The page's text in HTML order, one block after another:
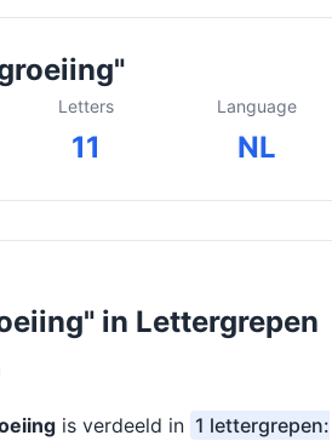
Letters
11
Language
NL
in Lettergrepen
is verdeeld in 1 lettergrepen: